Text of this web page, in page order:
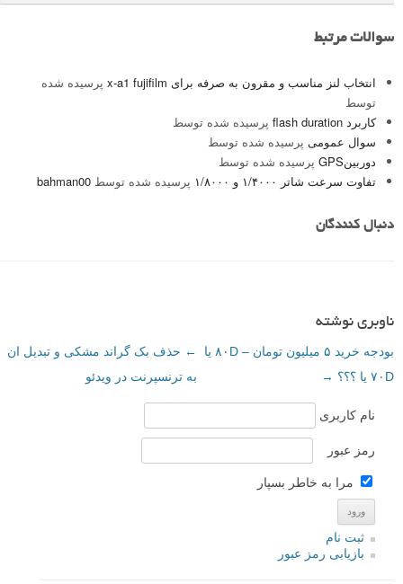
سوالات مرتبط
انتخاب لنز مناسب و مقرون به صرفه برای x-a1 fujifilm
پرسیده شده
توسط
کاربرد flash duration
پرسیده شده توسط
سوال عمومی پرسیده شده توسط
دوربینGPS
پرسیده شده توسط
تفاوت سرعت شاتر ۱/۴۰۰۰ و ۱/۸۰۰۰
پرسیده شده توسط bahman00
دنبال کنندگان
ناوبری نوشته
← حذف بک گراند مشکی و تبدیل ان
به ترنسپرنت در ویدئو
بودجه خرید ۵ میلیون تومان – ۸۰D یا
۷۰D یا ؟؟؟
→
نام کاربری
رمز عبور
مرا به خاطر بسپار
ثبت نام
بازیابی رمز عبور